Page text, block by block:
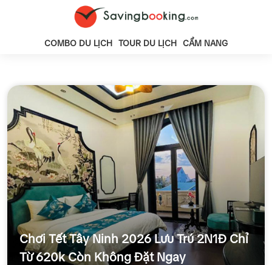
COMBO DU LỊCH TOUR DU LỊCH CẨM NANG
Chơi Tết Tây Ninh 2026 Lưu Trú 2N1Đ Chỉ
Từ 620k Còn Không Đặt Ngay